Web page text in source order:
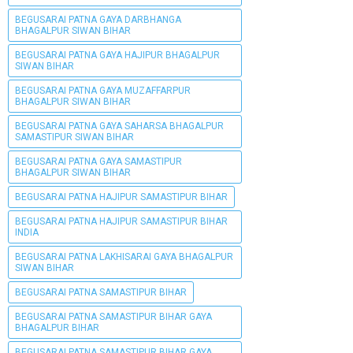
BEGUSARAI PATNA GAYA DARBHANGA
BHAGALPUR SIWAN BIHAR
BEGUSARAI PATNA GAYA HAJIPUR BHAGALPUR
SIWAN BIHAR
BEGUSARAI PATNA GAYA MUZAFFARPUR
BHAGALPUR SIWAN BIHAR
BEGUSARAI PATNA GAYA SAHARSA BHAGALPUR
SAMASTIPUR SIWAN BIHAR
BEGUSARAI PATNA GAYA SAMASTIPUR
BHAGALPUR SIWAN BIHAR
BEGUSARAI PATNA HAJIPUR SAMASTIPUR BIHAR
BEGUSARAI PATNA HAJIPUR SAMASTIPUR BIHAR
INDIA
BEGUSARAI PATNA LAKHISARAI GAYA BHAGALPUR
SIWAN BIHAR
BEGUSARAI PATNA SAMASTIPUR BIHAR
BEGUSARAI PATNA SAMASTIPUR BIHAR GAYA
BHAGALPUR BIHAR